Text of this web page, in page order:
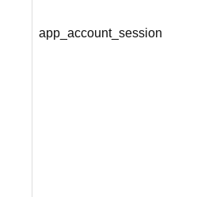
app_account_session